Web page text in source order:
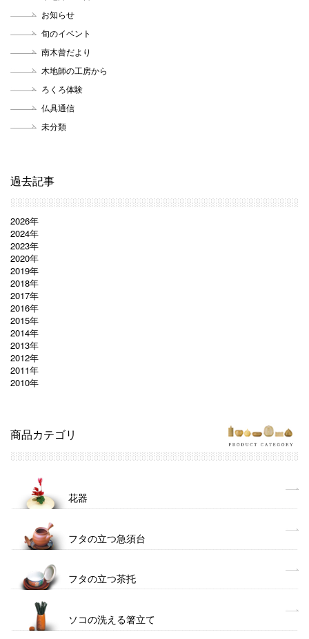
お知らせ
旬のイベント
南木曾だより
木地師の工房から
ろくろ体験
仏具通信
未分類
過去記事
2026年
2024年
2023年
2020年
2019年
2018年
2017年
2016年
2015年
2014年
2013年
2012年
2011年
2010年
商品カテゴリ
花器
フタの立つ急須台
フタの立つ茶托
ソコの洗える箸立て